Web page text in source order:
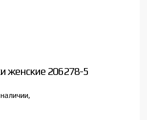
женские 206278-5